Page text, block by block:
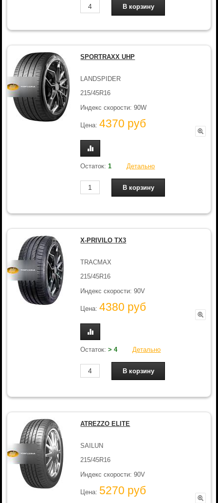
SPORTRAXX UHP
LANDSPIDER
215/45R16
Индекс скорости: 90W
Цена:4370 руб
Остаток: 1 Детально
X-PRIVILO TX3
TRACMAX
215/45R16
Индекс скорости: 90V
Цена:4380 руб
Остаток:> 4 Детально
ATREZZO ELITE
SAILUN
215/45R16
Индекс скорости: 90V
Цена: 5270 руб